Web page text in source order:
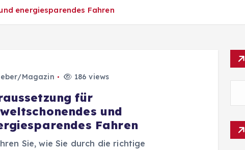
energiesparendes Fahren
Magazin 186 views
für
und
Fahren
Sie, wie Sie durch die richtige